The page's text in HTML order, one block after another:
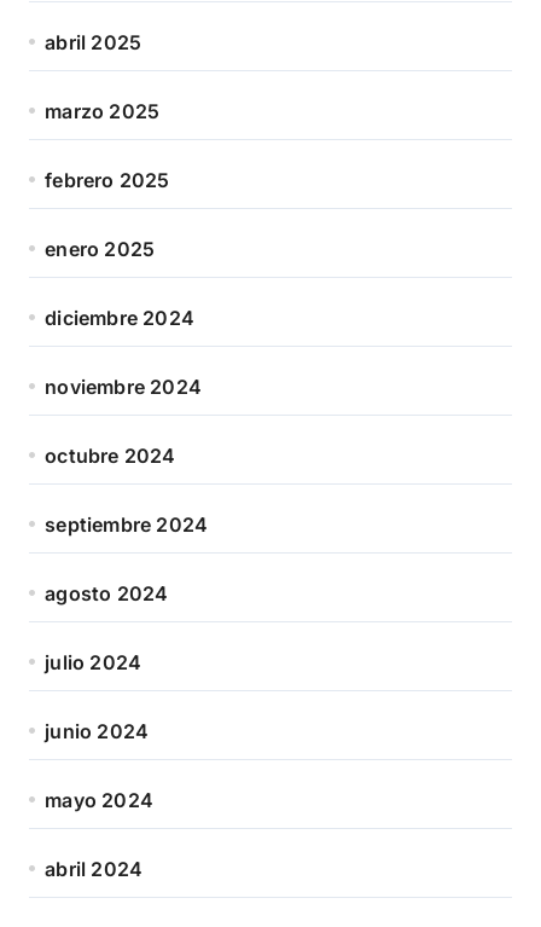
abril 2025
marzo 2025
febrero 2025
enero 2025
diciembre 2024
noviembre 2024
octubre 2024
septiembre 2024
agosto 2024
julio 2024
junio 2024
mayo 2024
abril 2024